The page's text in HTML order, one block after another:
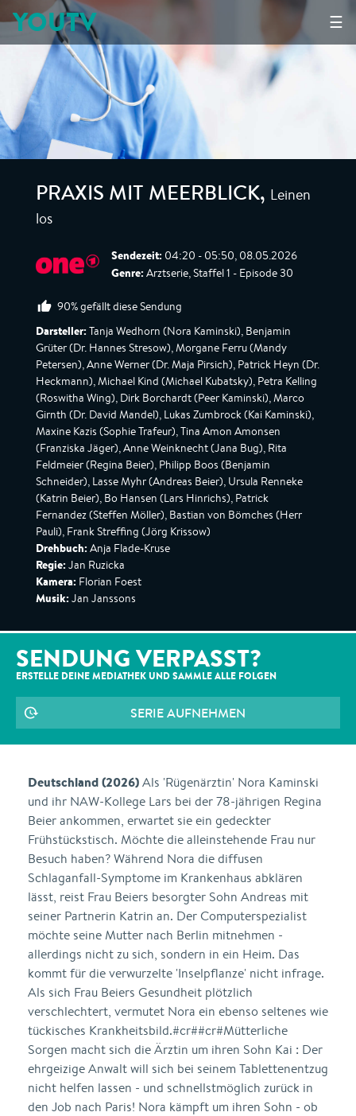
☰
YOUTV
PRAXIS MIT MEERBLICK, Leinen
los
Sendezeit: 04:20 - 05:50, 08.05.2026
Genre: Arztserie, Staffel 1 - Episode 30
90% gefällt diese Sendung
Darsteller: Tanja Wedhorn (Nora Kaminski), Benjamin
Grüter (Dr. Hannes Stresow), Morgane Ferru (Mandy
Petersen), Anne Werner (Dr. Maja Pirsich), Patrick Heyn (Dr.
Heckmann), Michael Kind (Michael Kubatsky), Petra Kelling
(Roswitha Wing), Dirk Borchardt (Peer Kaminski), Marco
Girnth (Dr. David Mandel), Lukas Zumbrock (Kai Kaminski),
Maxine Kazis (Sophie Trafeur), Tina Amon Amonsen
(Franziska Jäger), Anne Weinknecht (Jana Bug), Rita
Feldmeier (Regina Beier), Philipp Boos (Benjamin
Schneider), Lasse Myhr (Andreas Beier), Ursula Renneke
(Katrin Beier), Bo Hansen (Lars Hinrichs), Patrick
Fernandez (Steffen Möller), Bastian von Bömches (Herr
Pauli), Frank Streffing (Jörg Krissow)
Drehbuch: Anja Flade-Kruse
Regie: Jan Ruzicka
Kamera: Florian Foest
Musik: Jan Janssons
SENDUNG VERPASST?
ERSTELLE DEINE MEDIATHEK UND SAMMLE ALLE FOLGEN
SERIE AUFNEHMEN
Deutschland (2026)Als 'Rügenärztin' Nora Kaminski
und ihr NAW-Kollege Lars bei der 78-jährigen Regina
Beier ankommen, erwartet sie ein gedeckter
Frühstückstisch. Möchte die alleinstehende Frau nur
Besuch haben? Während Nora die diffusen
Schlaganfall-Symptome im Krankenhaus abklären
lässt, reist Frau Beiers besorgter Sohn Andreas mit
seiner Partnerin Katrin an. Der Computerspezialist
möchte seine Mutter nach Berlin mitnehmen -
allerdings nicht zu sich, sondern in ein Heim. Das
kommt für die verwurzelte 'Inselpflanze' nicht infrage.
Als sich Frau Beiers Gesundheit plötzlich
verschlechtert, vermutet Nora ein ebenso seltenes wie
tückisches Krankheitsbild.#cr##cr#Mütterliche
Sorgen macht sich die Ärztin um ihren Sohn Kai : Der
ehrgeizige Anwalt will sich bei seinem Tablettenentzug
nicht helfen lassen - und schnellstmöglich zurück in
den Job nach Paris! Nora kämpft um ihren Sohn - ob